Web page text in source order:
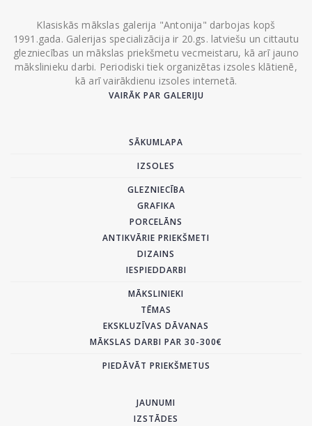
Klasiskās mākslas galerija "Antonija" darbojas kopš
1991.gada. Galerijas specializācija ir 20.gs. latviešu un cittautu
glezniecības un mākslas priekšmetu vecmeistaru, kā arī jauno
mākslinieku darbi. Periodiski tiek organizētas izsoles klātienē,
kā arī vairākdienu izsoles internetā.
VAIRĀK PAR GALERIJU
SĀKUMLAPA
IZSOLES
GLEZNIECĪBA
GRAFIKA
PORCELĀNS
ANTIKVĀRIE PRIEKŠMETI
DIZAINS
IESPIEDDARBI
MĀKSLINIEKI
TĒMAS
EKSKLUZĪVAS DĀVANAS
MĀKSLAS DARBI PAR 30-300€
PIEDĀVĀT PRIEKŠMETUS
JAUNUMI
IZSTĀDES